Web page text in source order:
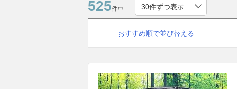
525件中
おすすめ順で並び替える